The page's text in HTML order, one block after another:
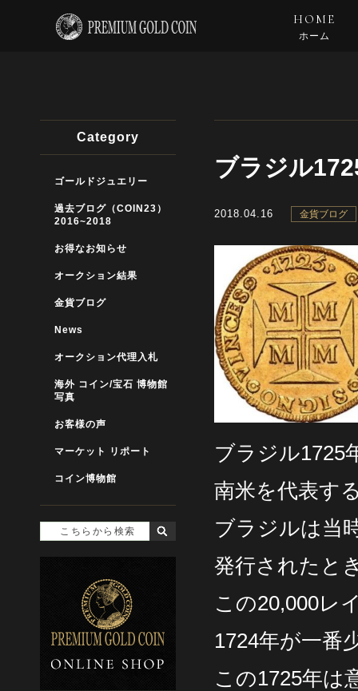
HOME
ホーム
ブラジル
2018.04.16 金貨ブログ
ブラジル1725
南米を代表す
ブラジルは当
発行されたと
この20,000レ
1724年が一番
この1725年は
Category
ゴールドジュエリー
過去ブログ（COIN23）
2016~2018
お得なお知らせ
オークション結果
金貨ブログ
News
オークション代理入札
海外 コイン/宝石 博物館
写真
お客様の声
マーケット リポート
コイン博物館